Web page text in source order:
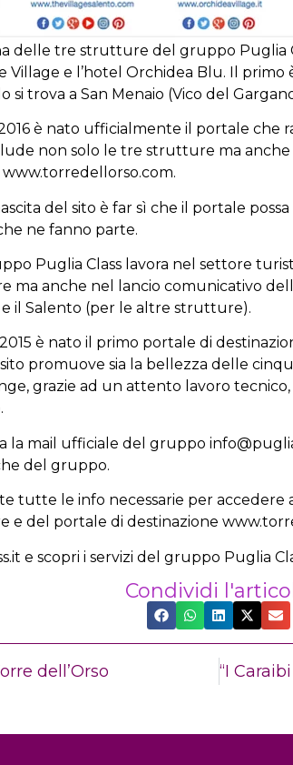
delle tre strutture del gruppo Puglia
Village e l’hotel Orchidea Blu. Il
si trova a San Menaio (Vico del
2016 è nato ufficialmente il portale
non solo le tre strutture ma anche
del sito è far sì che il portale
ne fanno parte.
Puglia Class lavora nel settore
anche nel lancio comunicativo
il Salento (per le altre strutture).
è nato il primo portale di
sito promuove sia la bellezza delle
grazie ad un attento lavoro
la mail ufficiale del gruppo
del gruppo.
tutte le info necessarie per
e del portale di destinazione
e scopri i servizi del gruppo Puglia
Condividi
dell’Orso